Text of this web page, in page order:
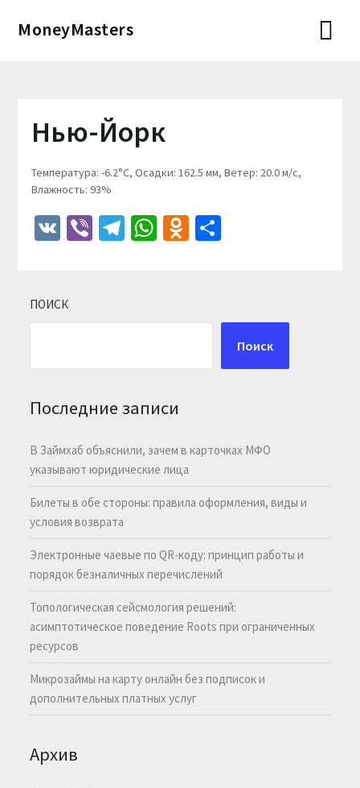
MoneyMasters
Нью-Йорк
Температура: -6.2°C, Осадки: 162.5 мм, Ветер: 20.0 м/с,
Влажность: 93%
VKViberTelegram
WhatsApp
Odnoklassniki
Отправить
ПОИСК
Поиск
Последние записи
В Займхаб объяснили, зачем в карточках МФО
указывают юридические лица
Билеты в обе стороны: правила оформления, виды и
условия возврата
Электронные чаевые по QR-коду: принцип работы и
порядок безналичных перечислений
Топологическая сейсмология решений:
асимптотическое поведение Roots при ограниченных
ресурсов
Микрозаймы на карту онлайн без подписок и
дополнительных платных услуг
Архив